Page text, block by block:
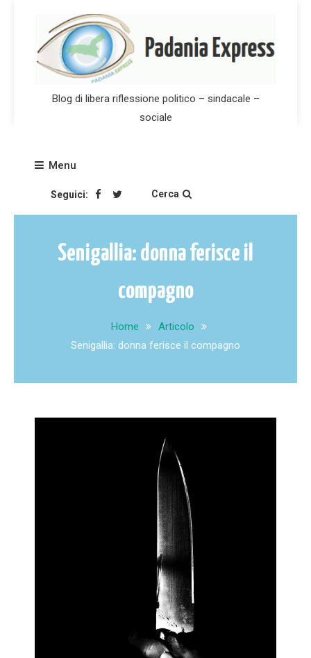
Blog di libera riflessione politico – sindacale –
sociale
Menu
Seguici: Cerca
Senigallia: donna ferisce il
compagno
Home
Articolo
Senigallia: donna ferisce il compagno